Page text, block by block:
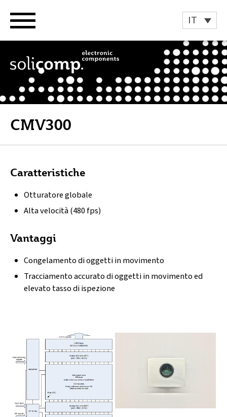
IT
CMV300
Caratteristiche
Otturatore globale
Alta velocità (480 fps)
Vantaggi
Congelamento di oggetti in movimento
Tracciamento accurato di oggetti in movimento ed
elevato tasso di ispezione